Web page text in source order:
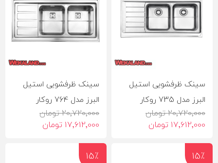
سینک ظرفشویی استیل
البرز مدل 735 روکار
20٬720٬000 تومان
17٬612٬000 تومان
سینک ظرفشویی استیل
البرز مدل 764 روکار
20٬720٬000 تومان
17٬612٬000 تومان
15٪ 15٪